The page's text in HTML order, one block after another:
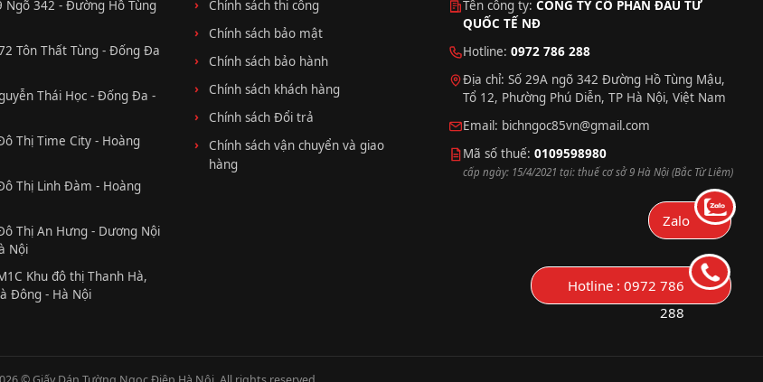
Ngõ 342 - Đường Hồ Tùng
Tôn Thất Tùng - Đống Đa
Thái Học - Đống Đa -
Thị Time City - Hoàng
Thị Linh Đàm - Hoàng
Thị An Hưng - Dương Nội
Nội
Khu đô thị Thanh Hà,
Đông - Hà Nội
Chính sách thi công
Chính sách bảo mật
Chính sách bảo hành
Chính sách khách hàng
Chính sách Đổi trả
Chính sách vận chuyển và giao
hàng
Tên công ty:CÔNG TY CỔ PHẦN ĐẦU TƯ
QUỐC TẾ NĐ
Hotline:0972 786 288
Địa chỉ: Số 29A ngõ 342 Đường Hồ Tùng Mậu,
Tổ 12, Phường Phú Diễn, TP Hà Nội, Việt Nam
Email: bichngoc85vn@gmail.com
Mã số thuế:0109598980
cấp ngày: 15/4/2021 tại: thuế cơ sở 9 Hà Nội (Bắc Từ Liêm)
Zalo
Hotline : 0972 786
288